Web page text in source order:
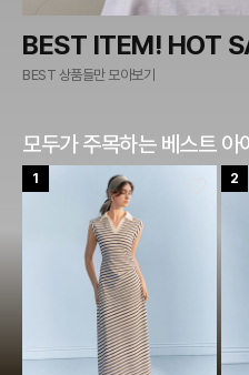
BEST ITEM! HOT
BEST 상품들만 모아보기
모두가 주목하는 베스트 아
1 2